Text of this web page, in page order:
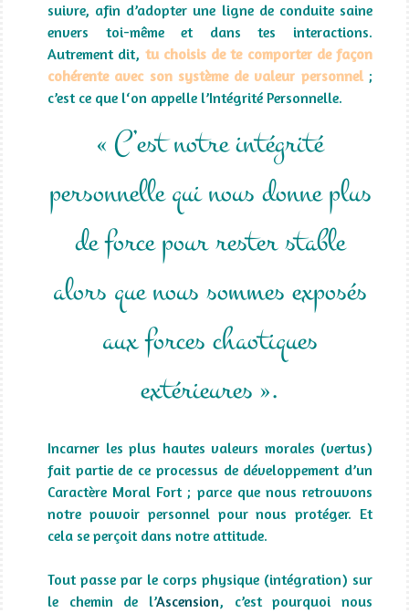
suivre, afin d’adopter une ligne de conduite saine
envers toi-même et dans tes interactions.
Autrement dit, tu choisis de te comporter de façon
cohérente avec son système de valeur personnel ;
c’est ce que l‘on appelle l’Intégrité Personnelle.
« C’est notre intégrité
personnelle qui nous donne plus
de force pour rester stable
alors que nous sommes exposés
aux forces chaotiques
extérieures ».
Incarner les plus hautes valeurs morales (vertus)
fait partie de ce processus de développement d’un
Caractère Moral Fort ; parce que nous retrouvons
notre pouvoir personnel pour nous protéger. Et
cela se perçoit dans notre attitude.
Tout passe par le corps physique (intégration) sur
le chemin de l’Ascension, c’est pourquoi nous